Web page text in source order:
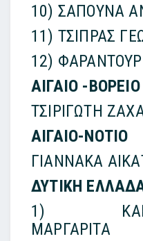
10) ΣΑΠΟΥΝΑ
11) ΤΣΙΠΡΑΣ
12)
ΑΙΓΑΙΟ -ΒΟΡΕΙΟ
ΤΣΙΡΙΓΩΤΗ
ΑΙΓΑΙΟ-ΝΟΤΙΟ
ΓΙΑΝΝΑΚΑ
ΔΥΤΙΚΗ
1)
ΜΑΡΓΑΡΙΤΑ